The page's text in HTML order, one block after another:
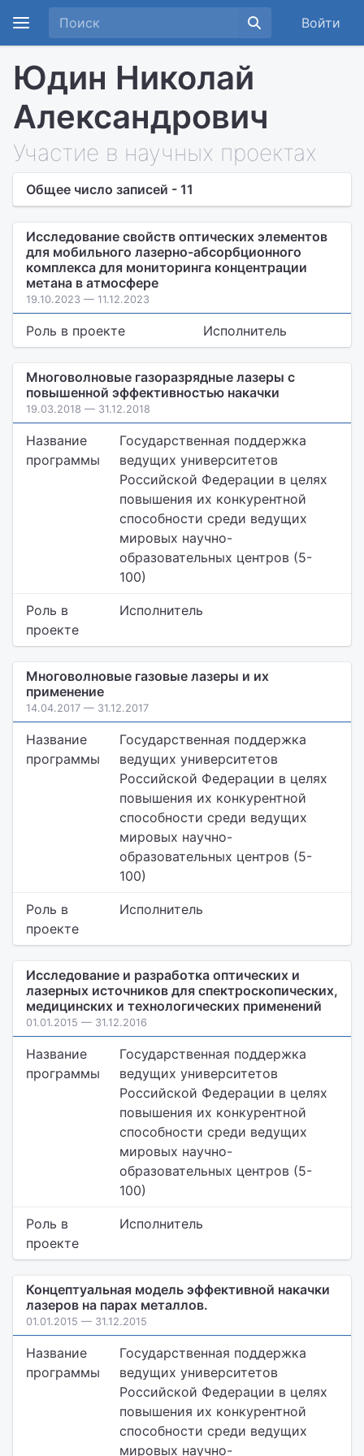
Войти
Юдин Николай
Александрович
Участие в научных проектах
Общее число записей - 11
Исследование свойств оптических элементов
для мобильного лазерно-абсорбционного
комплекса для мониторинга концентрации
метана в атмосфере
19.10.2023 — 11.12.2023
Роль в проекте Исполнитель
Многоволновые газоразрядные лазеры с
повышенной эффективностью накачки
19.03.2018 — 31.12.2018
Название
программы
Государственная поддержка
ведущих университетов
Российской Федерации в целях
повышения их конкурентной
способности среди ведущих
мировых научно-
образовательных центров (5-
100)
Роль в
проекте
Исполнитель
Многоволновые газовые лазеры и их
применение
14.04.2017 — 31.12.2017
Название
программы
Государственная поддержка
ведущих университетов
Российской Федерации в целях
повышения их конкурентной
способности среди ведущих
мировых научно-
образовательных центров (5-
100)
Роль в
проекте
Исполнитель
Исследование и разработка оптических и
лазерных источников для спектроскопических,
медицинских и технологических применений
01.01.2015 — 31.12.2016
Название
программы
Государственная поддержка
ведущих университетов
Российской Федерации в целях
повышения их конкурентной
способности среди ведущих
мировых научно-
образовательных центров (5-
100)
Роль в
проекте
Исполнитель
Концептуальная модель эффективной накачки
лазеров на парах металлов.
01.01.2015 — 31.12.2015
Название
программы
Государственная поддержка
ведущих университетов
Российской Федерации в целях
повышения их конкурентной
способности среди ведущих
мировых научно-